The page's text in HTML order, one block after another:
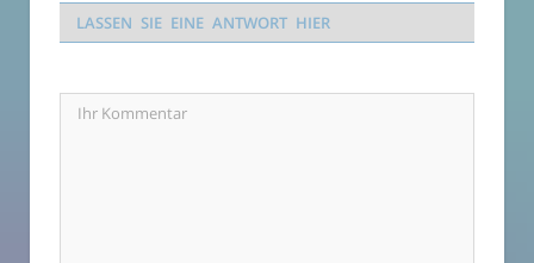
LASSEN SIE EINE ANTWORT HIER